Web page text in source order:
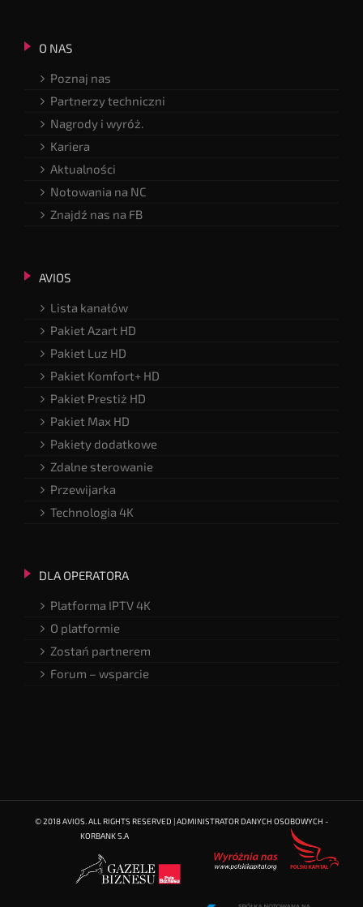
O NAS
Poznaj nas
Partnerzy techniczni
Nagrody i wyróż.
Kariera
Aktualności
Notowania na NC
Znajdź nas na FB
AVIOS
Lista kanałów
Pakiet Azart HD
Pakiet Luz HD
Pakiet Komfort+ HD
Pakiet Prestiż HD
Pakiet Max HD
Pakiety dodatkowe
Zdalne sterowanie
Przewijarka
Technologia 4K
DLA OPERATORA
Platforma IPTV 4K
O platformie
Zostań partnerem
Forum – wsparcie
© 2018 AVIOS. ALL RIGHTS RESERVED | ADMINISTRATOR DANYCH OSOBOWYCH -
KORBANK S.A